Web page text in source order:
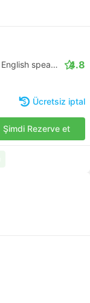
Daytrip private transfer with English speaking driver 4.8
Ücretsiz iptal
Şimdi Rezerve et